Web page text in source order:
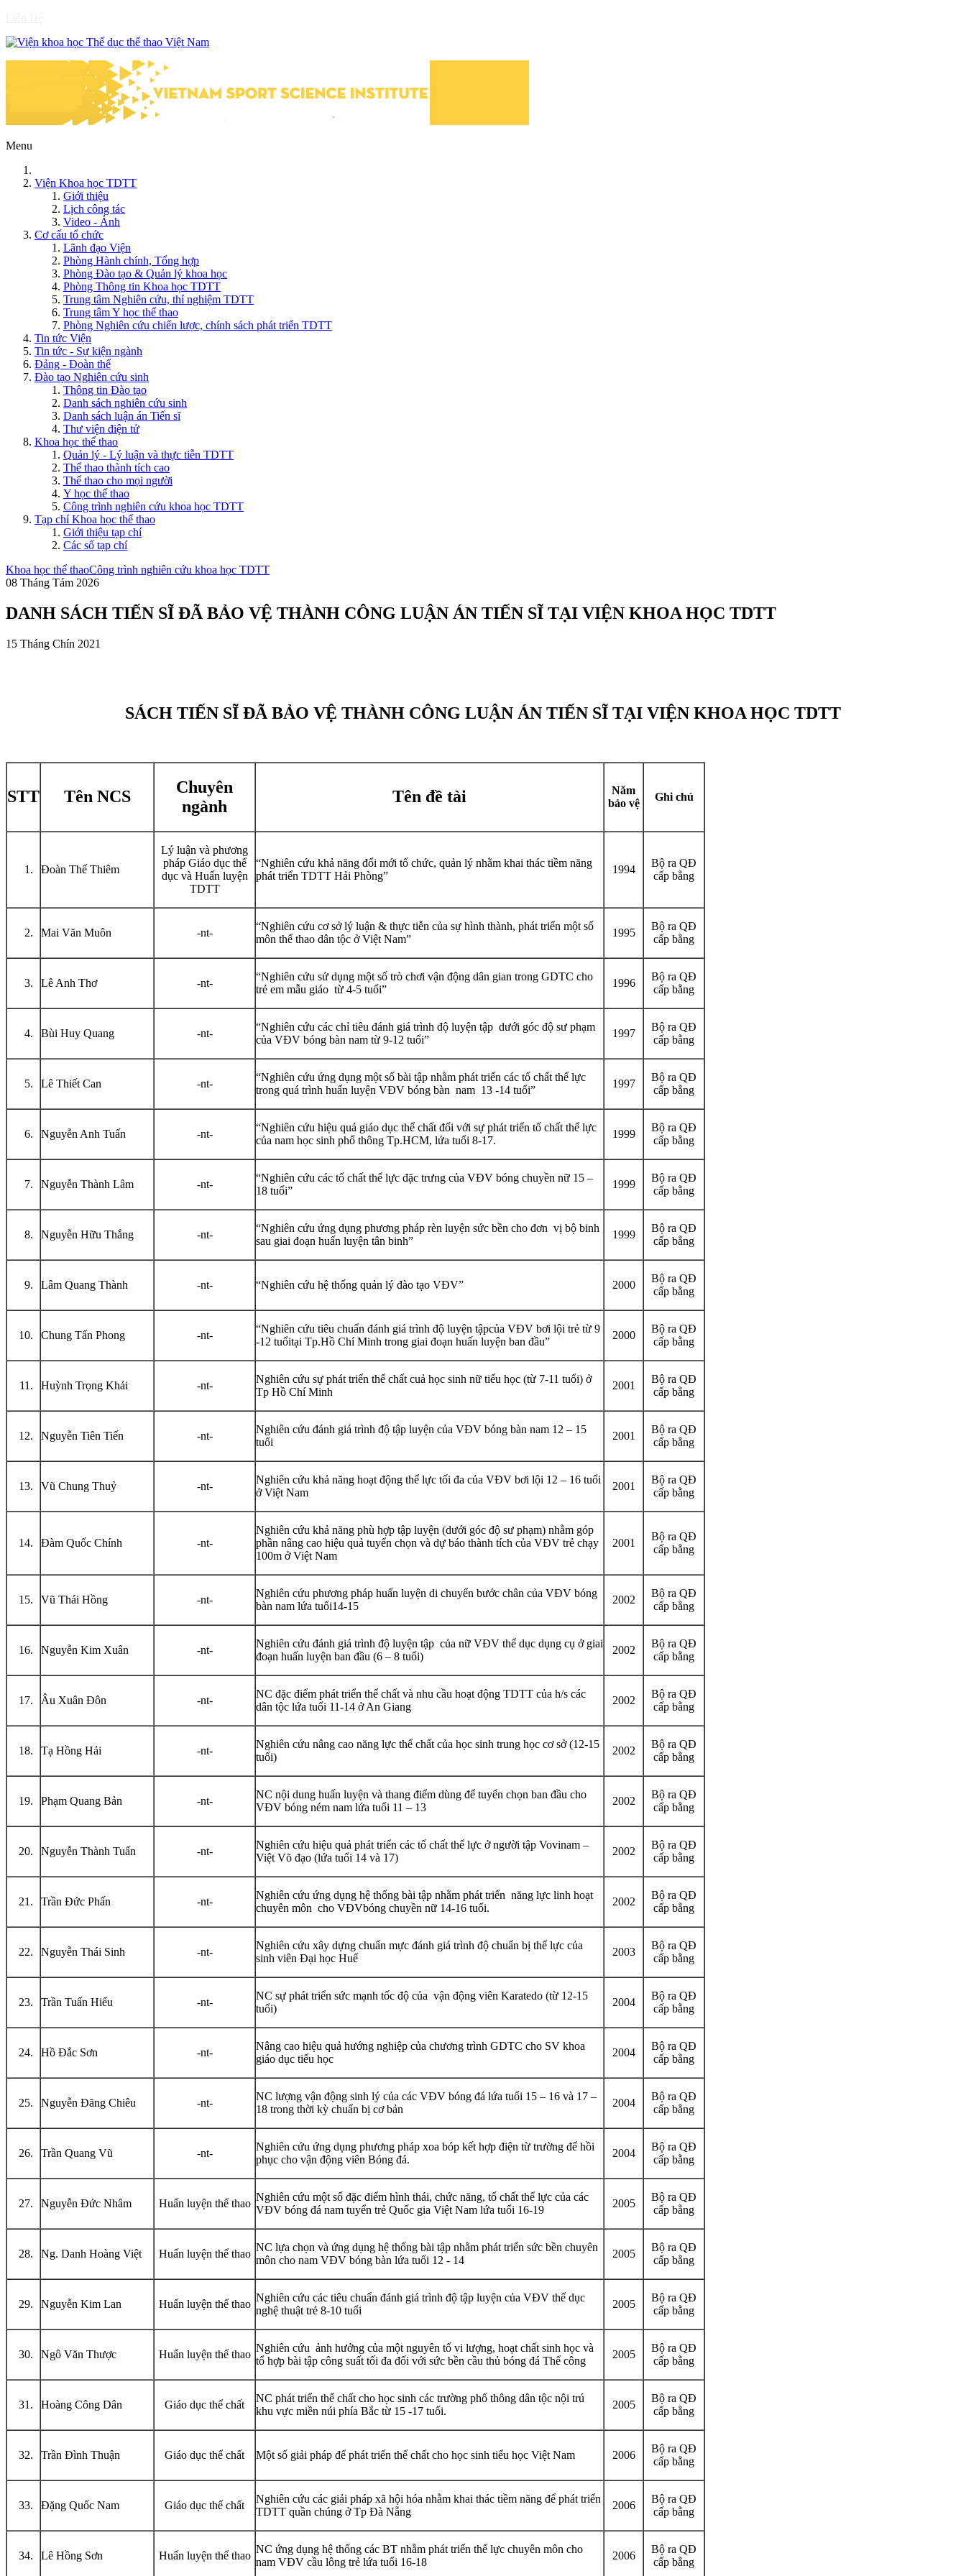
Menu
Viện Khoa học TDTT
Giới thiệu
Lịch công tác
Video - Ảnh
Cơ cấu tổ chức
Lãnh đạo Viện
Phòng Hành chính, Tổng hợp
Phòng Đào tạo & Quản lý khoa học
Phòng Thông tin Khoa học TDTT
Trung tâm Nghiên cứu, thí nghiệm TDTT
Trung tâm Y học thể thao
Phòng Nghiên cứu chiến lược, chính sách phát triển TDTT
Tin tức Viện
Tin tức - Sự kiện ngành
Đảng - Đoàn thể
Đào tạo Nghiên cứu sinh
Thông tin Đào tạo
Danh sách nghiên cứu sinh
Danh sách luận án Tiến sĩ
Thư viện điện tử
Khoa học thể thao
Quản lý - Lý luận và thực tiễn TDTT
Thể thao thành tích cao
Thể thao cho mọi người
Y học thể thao
Công trình nghiên cứu khoa học TDTT
Tạp chí Khoa học thể thao
Giới thiệu tạp chí
Các số tạp chí
Khoa học thể thaoCông trình nghiên cứu khoa học TDTT
08 Tháng Tám 2026
DANH SÁCH TIẾN SĨ ĐÃ BẢO VỆ THÀNH CÔNG LUẬN ÁN TIẾN SĨ TẠI VIỆN KHOA HỌC TDTT
15 Tháng Chín 2021
SÁCH TIẾN SĨ ĐÃ BẢO VỆ THÀNH CÔNG LUẬN ÁN TIẾN SĨ TẠI VIỆN KHOA HỌC TDTT
STT Tên NCS
Chuyên
ngành
Tên đề tài
Năm
bảo vệ
Ghi chú
Đoàn Thế Thiêm
Lý luận và phương
pháp Giáo dục thể
dục và Huấn luyện
TDTT
“Nghiên cứu khả năng đổi mới tổ chức, quản lý nhằm khai thác tiềm năng
phát triển TDTT Hải Phòng”
1994
Bộ ra QĐ
cấp bằng
Mai Văn Muôn -nt-
“Nghiên cứu cơ sở lý luận & thực tiễn của sự hình thành, phát triển một số
môn thể thao dân tộc ở Việt Nam”
1995
Bộ ra QĐ
cấp bằng
Lê Anh Thơ -nt-
“Nghiên cứu sử dụng một số trò chơi vận động dân gian trong GDTC cho
trẻ em mẫu giáo từ 4-5 tuổi”
1996
Bộ ra QĐ
cấp bằng
Bùi Huy Quang -nt-
“Nghiên cứu các chỉ tiêu đánh giá trình độ luyện tập dưới góc độ sư phạm
của VĐV bóng bàn nam từ 9-12 tuổi”
1997
Bộ ra QĐ
cấp bằng
Lê Thiết Can -nt-
“Nghiên cứu ứng dụng một số bài tập nhằm phát triển các tố chất thể lực
trong quá trình huấn luyện VĐV bóng bàn nam 13 -14 tuổi”
1997
Bộ ra QĐ
cấp bằng
Nguyễn Anh Tuấn -nt-
“Nghiên cứu hiệu quả giáo dục thể chất đối với sự phát triển tố chất thể lực
của nam học sinh phổ thông Tp.HCM, lứa tuổi 8-17.
1999
Bộ ra QĐ
cấp bằng
Nguyễn Thành Lâm -nt-
“Nghiên cứu các tố chất thể lực đặc trưng của VĐV bóng chuyền nữ 15 –
18 tuổi”
1999
Bộ ra QĐ
cấp bằng
Nguyễn Hữu Thắng -nt-
“Nghiên cứu ứng dụng phương pháp rèn luyện sức bền cho đơn vị bộ binh
sau giai đoạn huấn luyện tân binh”
1999
Bộ ra QĐ
cấp bằng
Lâm Quang Thành -nt- “Nghiên cứu hệ thống quản lý đào tạo VĐV” 2000
Bộ ra QĐ
cấp bằng
Chung Tấn Phong -nt-
“Nghiên cứu tiêu chuẩn đánh giá trình độ luyện tậpcủa VĐV bơi lội trẻ từ 9
-12 tuổitại Tp.Hồ Chí Minh trong giai đoạn huấn luyện ban đầu”
2000
Bộ ra QĐ
cấp bằng
Huỳnh Trọng Khải -nt-
Nghiên cứu sự phát triển thể chất cuả học sinh nữ tiểu học (từ 7-11 tuổi) ở
Tp Hồ Chí Minh
2001
Bộ ra QĐ
cấp bằng
Nguyễn Tiên Tiến -nt-
Nghiên cứu đánh giá trình độ tập luyện của VĐV bóng bàn nam 12 – 15
tuổi
2001
Bộ ra QĐ
cấp bằng
Vũ Chung Thuỷ -nt-
Nghiên cứu khả năng hoạt động thể lực tối đa của VĐV bơi lội 12 – 16 tuổi
ở Việt Nam
2001
Bộ ra QĐ
cấp bằng
Đàm Quốc Chính -nt-
Nghiên cứu khả năng phù hợp tập luyện (dưới góc độ sư phạm) nhằm góp
phần nâng cao hiệu quả tuyển chọn và dự báo thành tích của VĐV trẻ chạy
100m ở Việt Nam
2001
Bộ ra QĐ
cấp bằng
Vũ Thái Hồng -nt-
Nghiên cứu phương pháp huấn luyện di chuyển bước chân của VĐV bóng
bàn nam lứa tuổi14-15
2002
Bộ ra QĐ
cấp bằng
Nguyễn Kim Xuân -nt-
Nghiên cứu đánh giá trình độ luyện tập của nữ VĐV thể dục dụng cụ ở giai
đoạn huấn luyện ban đầu (6 – 8 tuổi)
2002
Bộ ra QĐ
cấp bằng
Âu Xuân Đôn -nt-
NC đặc điểm phát triển thể chất và nhu cầu hoạt động TDTT của h/s các
dân tộc lứa tuổi 11-14 ở An Giang
2002
Bộ ra QĐ
cấp bằng
Tạ Hồng Hải -nt-
Nghiên cứu nâng cao năng lực thể chất của học sinh trung học cơ sở (12-15
tuổi)
2002
Bộ ra QĐ
cấp bằng
Phạm Quang Bản -nt-
NC nội dung huấn luyện và thang điểm dùng để tuyển chọn ban đầu cho
VĐV bóng ném nam lứa tuổi 11 – 13
2002
Bộ ra QĐ
cấp bằng
Nguyễn Thành Tuấn -nt-
Nghiên cứu hiệu quả phát triển các tố chất thể lực ở người tập Vovinam –
Việt Võ đạo (lứa tuổi 14 và 17)
2002
Bộ ra QĐ
cấp bằng
Trần Đức Phấn -nt-
Nghiên cứu ứng dụng hệ thống bài tập nhằm phát triển năng lực linh hoạt
chuyên môn cho VĐVbóng chuyền nữ 14-16 tuổi.
2002
Bộ ra QĐ
cấp bằng
Nguyễn Thái Sinh -nt-
Nghiên cứu xây dựng chuẩn mực đánh giá trình độ chuẩn bị thể lực của
sinh viên Đại học Huế
2003
Bộ ra QĐ
cấp bằng
Trần Tuấn Hiếu -nt-
NC sự phát triển sức mạnh tốc độ của vận động viên Karatedo (từ 12-15
tuổi)
2004
Bộ ra QĐ
cấp bằng
Hồ Đắc Sơn -nt-
Nâng cao hiệu quả hướng nghiệp của chương trình GDTC cho SV khoa
giáo dục tiểu học
2004
Bộ ra QĐ
cấp bằng
Nguyễn Đăng Chiêu -nt-
NC lượng vận động sinh lý của các VĐV bóng đá lứa tuổi 15 – 16 và 17 –
18 trong thời kỳ chuẩn bị cơ bản
2004
Bộ ra QĐ
cấp bằng
Trần Quang Vũ -nt-
Nghiên cứu ứng dụng phương pháp xoa bóp kết hợp điện từ trường để hồi
phục cho vận động viên Bóng đá.
2004
Bộ ra QĐ
cấp bằng
Nguyễn Đức Nhâm Huấn luyện thể thao
Nghiên cứu một số đặc điểm hình thái, chức năng, tố chất thể lực của các
VĐV bóng đá nam tuyển trẻ Quốc gia Việt Nam lứa tuổi 16-19
2005
Bộ ra QĐ
cấp bằng
Ng. Danh Hoàng Việt Huấn luyện thể thao
NC lựa chọn và ứng dụng hệ thống bài tập nhằm phát triển sức bền chuyên
môn cho nam VĐV bóng bàn lứa tuổi 12 - 14
2005
Bộ ra QĐ
cấp bằng
Nguyễn Kim Lan Huấn luyện thể thao
Nghiên cứu các tiêu chuẩn đánh giá trình độ tập luyện của VĐV thể dục
nghệ thuật trẻ 8-10 tuổi
2005
Bộ ra QĐ
cấp bằng
Ngô Văn Thược Huấn luyện thể thao
Nghiên cứu ảnh hưởng của một nguyên tố vi lượng, hoạt chất sinh học và
tổ hợp bài tập công suất tối đa đối với sức bền cầu thủ bóng đá Thể công
2005
Bộ ra QĐ
cấp bằng
Hoàng Công Dân Giáo dục thể chất
NC phát triển thể chất cho học sinh các trường phổ thông dân tộc nội trú
khu vực miền núi phía Bắc từ 15 -17 tuổi.
2005
Bộ ra QĐ
cấp bằng
Trần Đình Thuận Giáo dục thể chất Một số giải pháp để phát triển thể chất cho học sinh tiểu học Việt Nam 2006
Bộ ra QĐ
cấp bằng
Đặng Quốc Nam Giáo dục thể chất
Nghiên cứu các giải pháp xã hội hóa nhằm khai thác tiềm năng để phát triển
TDTT quần chúng ở Tp Đà Nẵng
2006
Bộ ra QĐ
cấp bằng
Lê Hồng Sơn Huấn luyện thể thao
NC ứng dụng hệ thống các BT nhằm phát triển thể lực chuyên môn cho
nam VĐV cầu lông trẻ lứa tuổi 16-18
2006
Bộ ra QĐ
cấp bằng